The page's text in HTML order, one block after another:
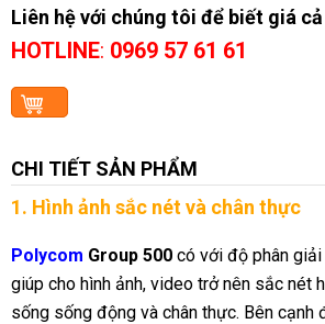
Liên hệ với chúng tôi để biết giá
HOTLINE: 0969 57 61 61
CHI TIẾT SẢN PHẨM
1. Hình ảnh sắc nét và chân thực
Polycom Group 500 có với độ phân
giúp cho hình ảnh, video trở nên sắc nét
sống sống động và chân thực. Bên cạnh